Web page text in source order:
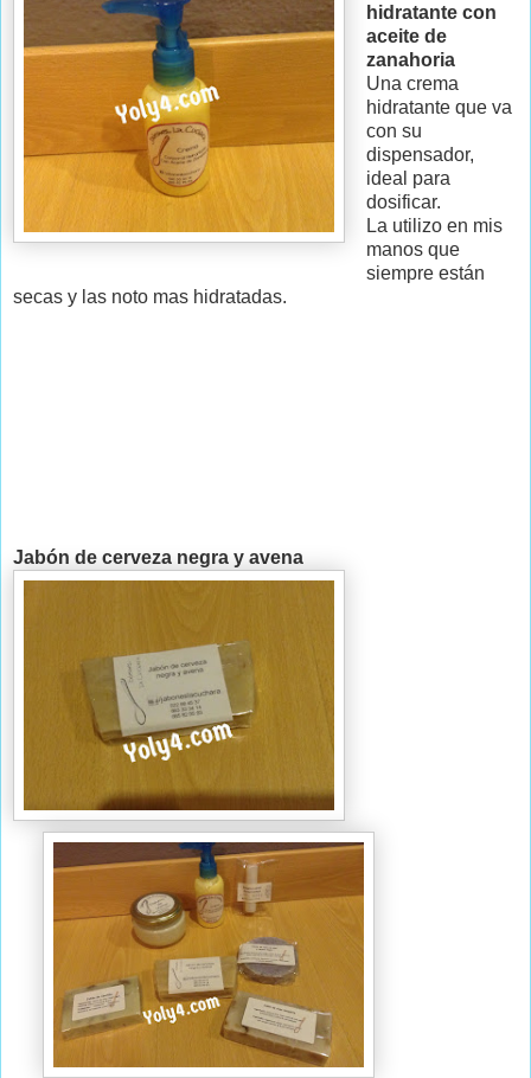
hidratante con
aceite de
zanahoria
Una crema
hidratante que va
con su
dispensador,
ideal para
dosificar.
La utilizo en mis
manos que
siempre están
secas y las noto mas hidratadas.
Jabón de cerveza negra y avena